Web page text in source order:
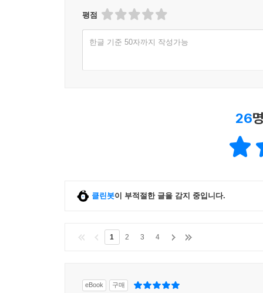
평점
한글 기준 50자까지 작성가능
26
클린봇이 부적절한 글을 감지 중입니다.
1 2 3 4
eBook 구매